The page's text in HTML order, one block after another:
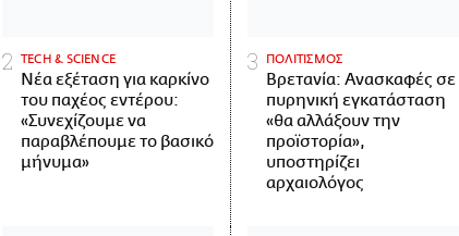
ΤECH & SCIENCE
Νέα εξέταση για καρκίνο
του παχέος εντέρου:
«Συνεχίζουμε να
παραβλέπουμε το βασικό
μήνυμα»
ΠΟΛΙΤΙΣΜΟΣ
Βρετανία: Ανασκαφές σε
πυρηνική εγκατάσταση
«θα αλλάξουν την
προϊστορία»,
υποστηρίζει
αρχαιολόγος